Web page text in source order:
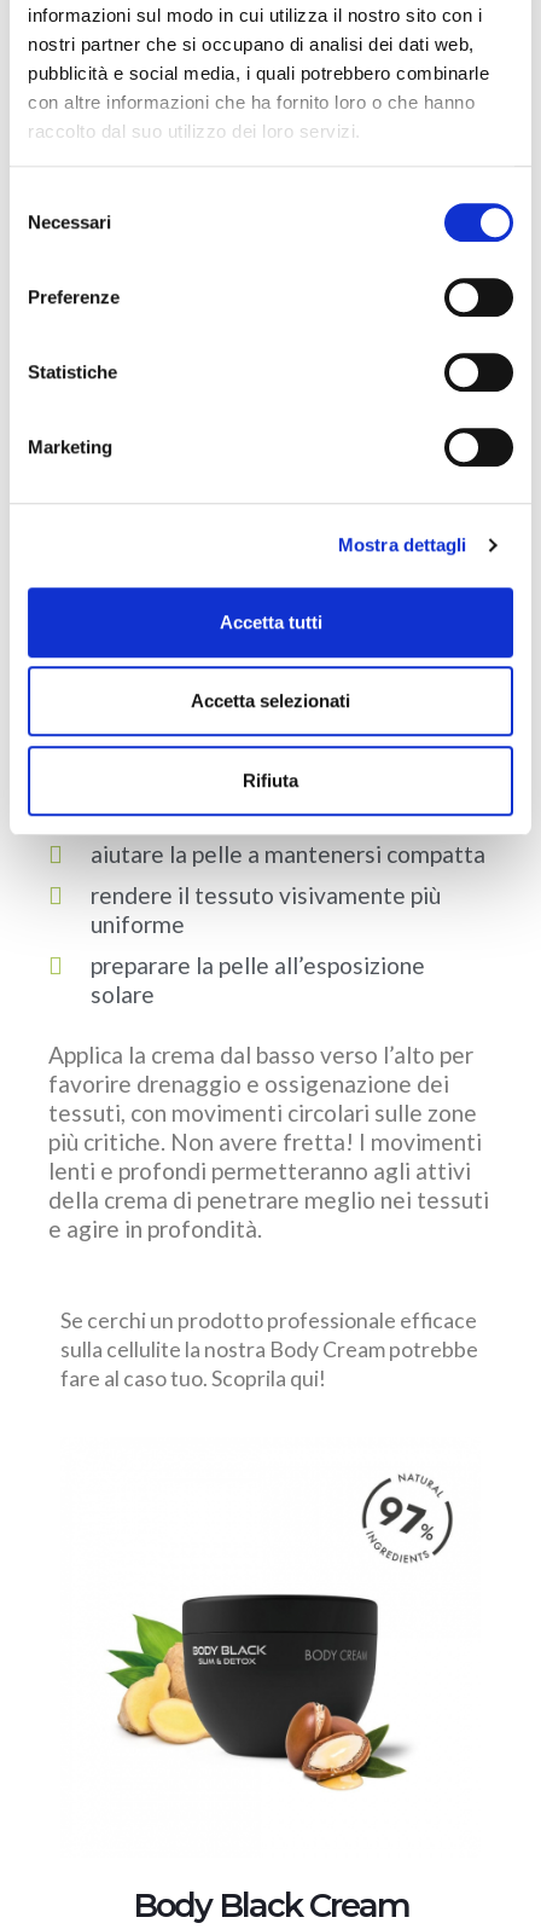
informazioni sul modo in cui utilizza il nostro sito con i
nostri partner che si occupano di analisi dei dati web,
pubblicità e social media, i quali potrebbero combinarle
con altre informazioni che ha fornito loro o che hanno
raccolto dal suo utilizzo dei loro servizi.
delNecessari
Preferenze
Statistiche
Marketing
Mostra dettagli
Accetta tutti
Accetta selezionati
Rifiuta
Per rispondere alla domanda di prima
funzionano se scelte con attenzione e
applicate con costanza
. Come per ogni
nel corso di qualche settimana. Una crema
ottenere risultati visibili nel corso delle
settimane. Questa ci aiuterà a:
migliorare l’elasticità cutanea
favorire la microcircolazione
superficiale
aiutare la pelle a mantenersi compatta
rendere il tessuto visivamente più
uniforme
preparare la pelle all’esposizione
solare
Applica la crema dal basso verso l’alto per
favorire drenaggio e ossigenazione dei
tessuti, con movimenti circolari sulle zone
più critiche. Non avere fretta! I movimenti
lenti e profondi permetteranno agli attivi
della crema di penetrare meglio nei tessuti
e agire in profondità.
Se cerchi un prodotto professionale efficace
sulla cellulite la nostra Body Cream potrebbe
fare al caso tuo. Scoprila qui!
Body Black Cream